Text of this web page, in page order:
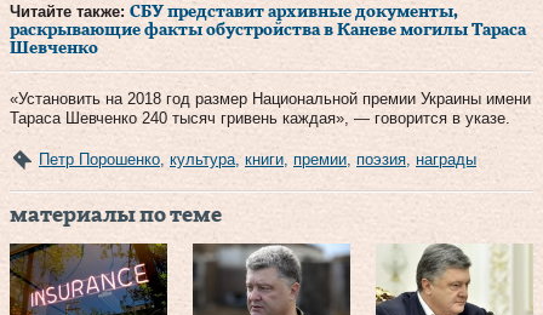
Читайте также: СБУ представит архивные документы,
раскрывающие факты обустройства в Каневе могилы Тараса
Шевченко
«Установить на 2018 год размер Национальной премии Украины имени
Тараса Шевченко 240 тысяч гривень каждая», — говорится в указе.
Петр Порошенко культура книги премии поэзия награды
материалы по теме